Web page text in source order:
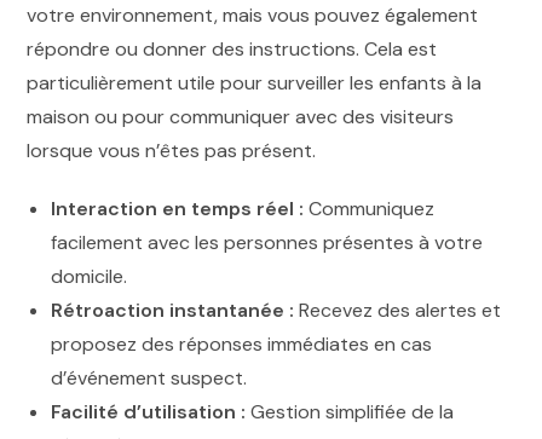
votre environnement, mais vous pouvez également
répondre ou donner des instructions. Cela est
particulièrement utile pour surveiller les enfants à la
maison ou pour communiquer avec des visiteurs
lorsque vous n’êtes pas présent.
Interaction en temps réel : Communiquez
facilement avec les personnes présentes à votre
domicile.
Rétroaction instantanée : Recevez des alertes et
proposez des réponses immédiates en cas
d’événement suspect.
Facilité d’utilisation : Gestion simplifiée de la